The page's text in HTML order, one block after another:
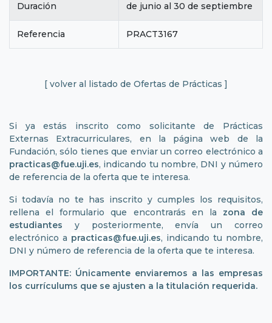
Duración de junio al 30 de septiembre
Referencia PRACT3167
[ volver al listado de Ofertas de Prácticas ]
Si ya estás inscrito como solicitante de Prácticas
Externas Extracurriculares, en la página web de la
Fundación, sólo tienes que enviar un correo electrónico a
practicas@fue.uji.es, indicando tu nombre, DNI y número
de referencia de la oferta que te interesa.
Si todavía no te has inscrito y cumples los requisitos,
rellena el formulario que encontrarás en la zona de
estudiantes y posteriormente, envía un correo
electrónico a practicas@fue.uji.es, indicando tu nombre,
DNI y número de referencia de la oferta que te interesa.
IMPORTANTE: Únicamente enviaremos a las empresas
los currículums que se ajusten a la titulación requerida.